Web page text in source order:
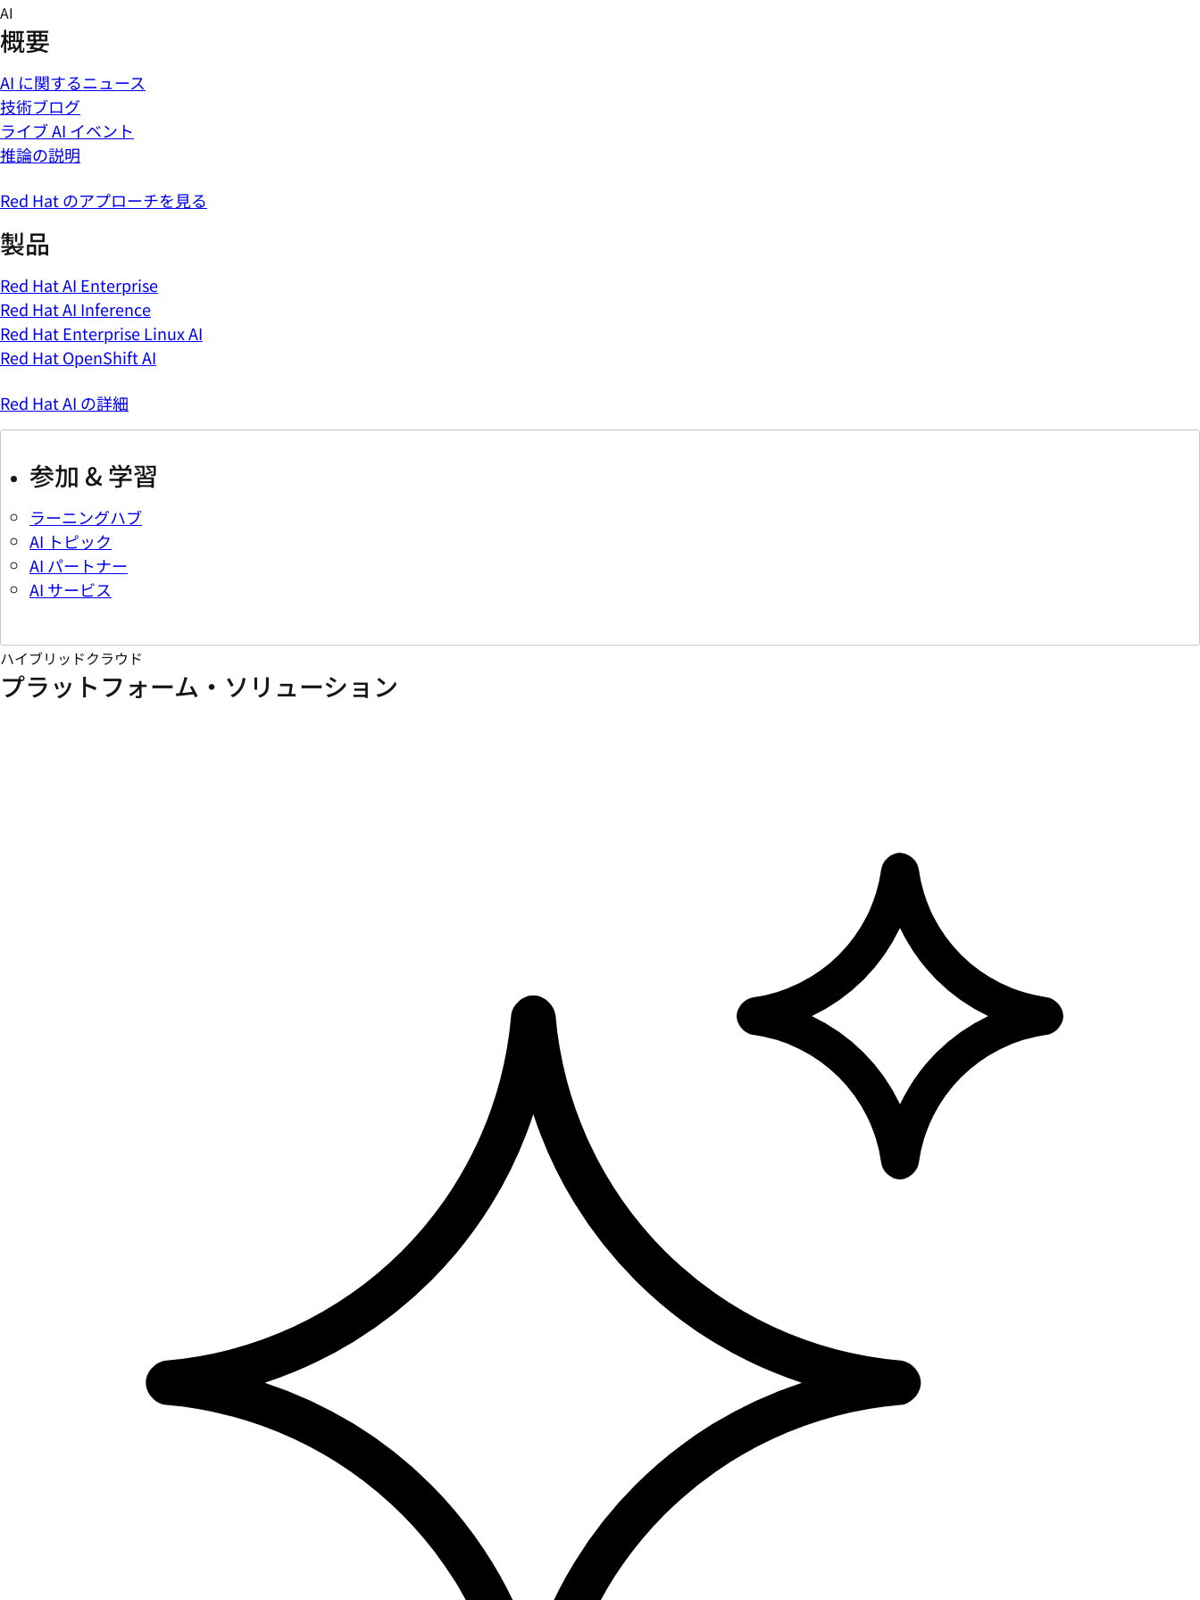
Skip
to
content
AI
概要
AI に関するニュース
技術ブログ
ライブ AI イベント
推論の説明
Red Hat のアプローチを見る
製品
Red Hat AI Enterprise
Red Hat AI Inference
Red Hat Enterprise Linux AI
Red Hat OpenShift AI
Red Hat AI の詳細
参加 & 学習
ラーニングハブ
AI トピック
AI パートナー
AI サービス
ハイブリッドクラウド
プラットフォーム・ソリューション